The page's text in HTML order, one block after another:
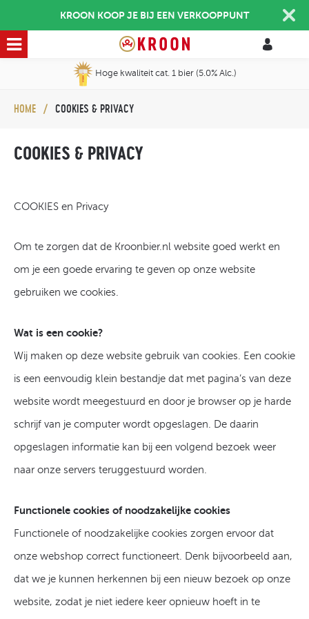
KROON KOOP JE BIJ EEN VERKOOPPUNT
Hoge kwaliteit cat. 1 bier (5.0% Alc.)
HOME COOKIES & PRIVACY
COOKIES & PRIVACY
COOKIES en Privacy
Om te zorgen dat de Kroonbier.nl website goed werkt en
om je een goede ervaring te geven op onze website
gebruiken we cookies.
Wat is een cookie?
Wij maken op deze website gebruik van cookies. Een cookie
is een eenvoudig klein bestandje dat met pagina’s van deze
website wordt meegestuurd en door je browser op je harde
schrijf van je computer wordt opgeslagen. De daarin
opgeslagen informatie kan bij een volgend bezoek weer
naar onze servers teruggestuurd worden.
Functionele cookies of noodzakelijke cookies
Functionele of noodzakelijke cookies zorgen ervoor dat
onze webshop correct functioneert. Denk bijvoorbeeld aan,
dat we je kunnen herkennen bij een nieuw bezoek op onze
website, zodat je niet iedere keer opnieuw hoeft in te